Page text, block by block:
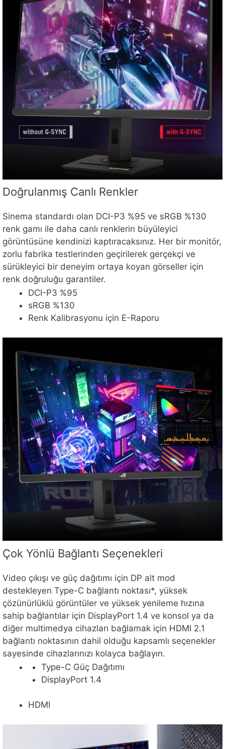
Doğrulanmış Canlı Renkler
Sinema standardı olan DCI-P3 %95 ve sRGB %130
renk gamı ile daha canlı renklerin büyüleyici
görüntüsüne kendinizi kaptıracaksınız. Her bir monitör,
zorlu fabrika testlerinden geçirilerek gerçekçi ve
sürükleyici bir deneyim ortaya koyan görseller için
renk doğruluğu garantiler.
DCI-P3 %95
sRGB %130
Renk Kalibrasyonu için E-Raporu
Çok Yönlü Bağlantı Seçenekleri
Video çıkışı ve güç dağıtımı için DP alt mod
destekleyen Type-C bağlantı noktası*, yüksek
çözünürlüklü görüntüler ve yüksek yenileme hızına
sahip bağlantılar için DisplayPort 1.4 ve konsol ya da
diğer multimedya cihazları bağlamak için HDMI 2.1
bağlantı noktasının dahil olduğu kapsamlı seçenekler
sayesinde cihazlarınızı kolayca bağlayın.
Type-C Güç Dağıtımı
DisplayPort 1.4
HDMI